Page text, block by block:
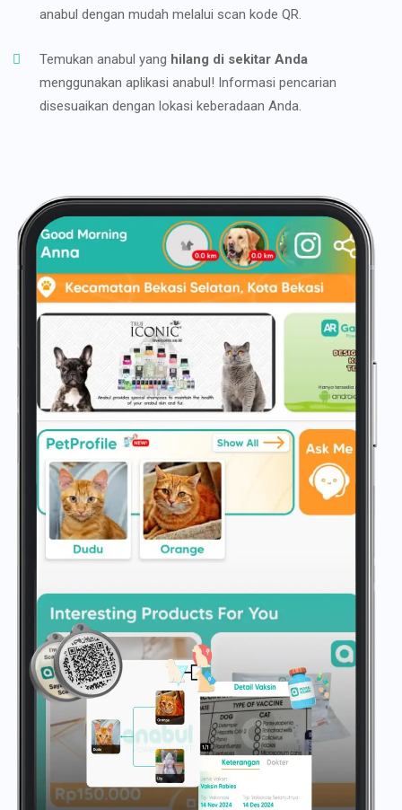
anabul dengan mudah melalui scan kode QR.
Temukan anabul yang hilang di sekitar Anda
menggunakan aplikasi anabul! Informasi pencarian
disesuaikan dengan lokasi keberadaan Anda.